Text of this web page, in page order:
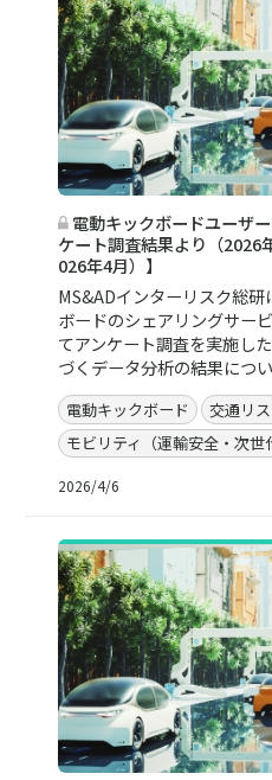
電動キックボードユーザ
ケート調査結果より（2026
026年4月）】
MS&ADインターリスク総
ボードのシェアリングサー
てアンケート調査を実施し
づくデータ分析の結果につ
電動キックボード
交通リ
モビリティ（運輸安全・次世
2026/4/6